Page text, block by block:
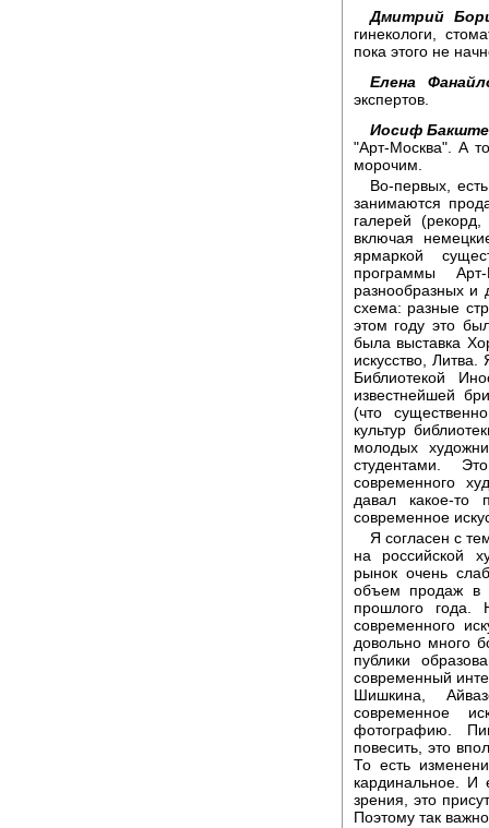
Дмитрий
гинекологи,
пока этого не
Елена
экспертов.
Иосиф
"Арт-Москва". А
морочим.
Во-первых,
занимаются
галерей
включая
ярмаркой
программы
разнообразных и
схема: разные
этом году это
была выставка
искусство,
Библиотекой
известнейшей
(что
культур
молодых
студентами.
современного
давал какое-то
современное
Я согласен с
на российской
рынок очень
объем продаж в
прошлого
современного
довольно много
публики
современный
Шишкина,
современное
фотографию.
повесить, это
То есть
кардинальное. И
зрения, это
Поэтому так